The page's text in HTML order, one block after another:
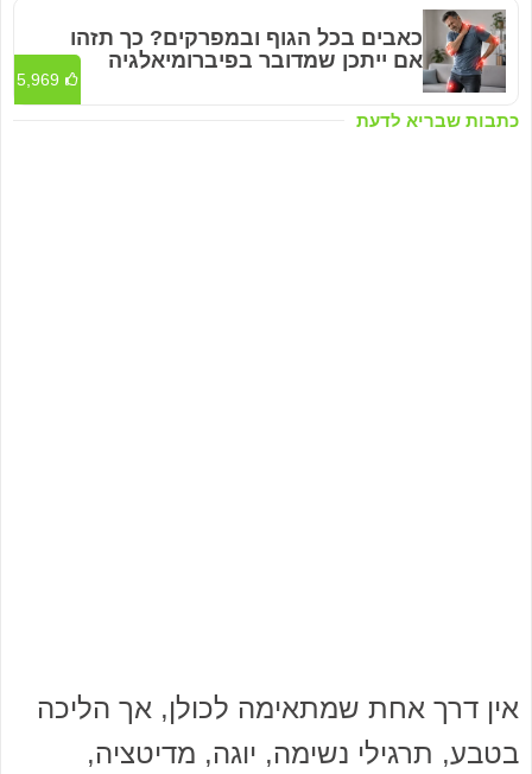
כתבות שבריא לדעת
כאבים בכל הגוף ובמפרקים? כך תזהו
אם ייתכן שמדובר בפיברומיאלגיה
5,969
אין דרך אחת שמתאימה לכולן, אך הליכה
בטבע, תרגילי נשימה, יוגה, מדיטציה,